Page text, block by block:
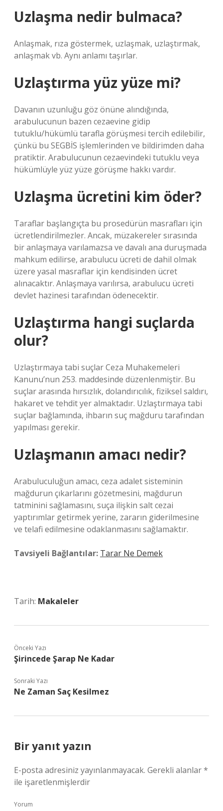
Uzlaşma nedir bulmaca?
Anlaşmak, rıza göstermek, uzlaşmak, uzlaştırmak,
anlaşmak vb. Aynı anlamı taşırlar.
Uzlaştırma yüz yüze mi?
Davanın uzunluğu göz önüne alındığında,
arabulucunun bazen cezaevine gidip
tutuklu/hükümlü tarafla görüşmesi tercih edilebilir,
çünkü bu SEGBİS işlemlerinden ve bildirimden daha
pratiktir. Arabulucunun cezaevindeki tutuklu veya
hükümlüyle yüz yüze görüşme hakkı vardır.
Uzlaşma ücretini kim öder?
Taraflar başlangıçta bu prosedürün masrafları için
ücretlendirilmezler. Ancak, müzakereler sırasında
bir anlaşmaya varılamazsa ve davalı ana duruşmada
mahkum edilirse, arabulucu ücreti de dahil olmak
üzere yasal masraflar için kendisinden ücret
alınacaktır. Anlaşmaya varılırsa, arabulucu ücreti
devlet hazinesi tarafından ödenecektir.
Uzlaştırma hangi suçlarda
olur?
Uzlaştırmaya tabi suçlar Ceza Muhakemeleri
Kanunu’nun 253. maddesinde düzenlenmiştir. Bu
suçlar arasında hırsızlık, dolandırıcılık, fiziksel saldırı,
hakaret ve tehdit yer almaktadır. Uzlaştırmaya tabi
suçlar bağlamında, ihbarın suç mağduru tarafından
yapılması gerekir.
Uzlaşmanın amacı nedir?
Arabuluculuğun amacı, ceza adalet sisteminin
mağdurun çıkarlarını gözetmesini, mağdurun
tatminini sağlamasını, suça ilişkin salt cezai
yaptırımlar getirmek yerine, zararın giderilmesine
ve telafi edilmesine odaklanmasını sağlamaktır.
Tavsiyeli Bağlantılar: Tarar Ne Demek
Tarih: Makaleler
Önceki Yazı
Şirincede Şarap Ne Kadar
Sonraki Yazı
Ne Zaman Saç Kesilmez
Bir yanıt yazın
E-posta adresiniz yayınlanmayacak. Gerekli alanlar*
ile işaretlenmişlerdir
Yorum